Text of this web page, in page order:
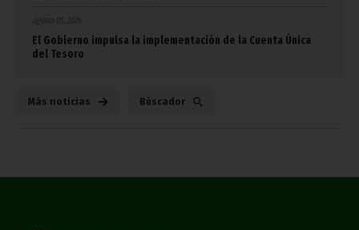
El Gobierno impulsa la implementación de la Cuenta Única
del Tesoro
Más noticias Búscador